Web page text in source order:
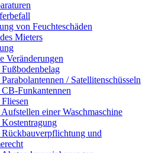
von Feuchteschäden
Mieters
Veränderungen
/ Satellitenschüsseln
Funkantennen
einer Waschmaschine
und